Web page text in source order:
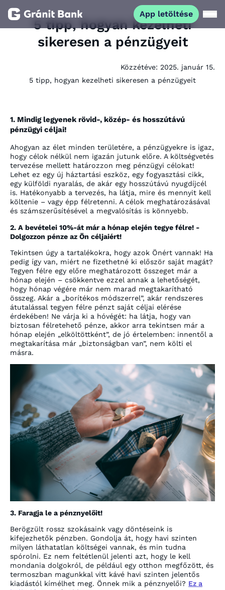
App letöltése
Magánszemélyeknek
Vállalkozásoknak
Befektetőknek
Kapcsolat
Netbank App letöltése
5 tipp, hogyan kezelheti
sikeresen a pénzügyeit
Közzétéve: 2025. január 15.
5 tipp, hogyan kezelheti sikeresen a pénzügyeit
1. Mindig legyenek rövid-, közép- és hosszútávú
pénzügyi céljai!
Ahogyan az élet minden területére, a pénzügyekre is igaz,
hogy célok nélkül nem igazán jutunk előre. A költségvetés
tervezése mellett határozzon meg pénzügyi célokat!
Lehet ez egy új háztartási eszköz, egy fogyasztási cikk,
egy külföldi nyaralás, de akár egy hosszútávú nyugdíjcél
is. Hatékonyabb a tervezés, ha látja, mire és mennyit kell
költenie – vagy épp félretenni. A célok meghatározásával
és számszerűsítésével a megvalósítás is könnyebb.
2. A bevételei 10%-át már a hónap elején tegye félre! -
Dolgozzon pénze az Ön céljaiért!
Tekintsen úgy a tartalékokra, hogy azok Önért vannak! Ha
pedig így van, miért ne fizethetné ki először saját magát?
Tegyen félre egy előre meghatározott összeget már a
hónap elején – csökkentve ezzel annak a lehetőségét,
hogy hónap végére már nem marad megtakarítható
összeg. Akár a „borítékos módszerrel”, akár rendszeres
átutalással tegyen félre pénzt saját céljai elérése
érdekében! Ne várja ki a hóvégét: ha látja, hogy van
biztosan félretehető pénze, akkor arra tekintsen már a
hónap elején „elköltöttként”, de jó értelemben: innentől a
megtakarítása már „biztonságban van”, nem költi el
másra.
3. Faragja le a pénznyelőit!
Berögzült rossz szokásaink vagy döntéseink is
kifejezhetők pénzben. Gondolja át, hogy havi szinten
milyen láthatatlan költségei vannak, és min tudna
spórolni. Ez nem feltétlenül jelenti azt, hogy le kell
mondania dolgokról, de például egy otthon megfőzött, és
termoszban magunkkal vitt kávé havi szinten jelentős
kiadástól kímélhet meg. Önnek mik a pénznyelői? Ez a